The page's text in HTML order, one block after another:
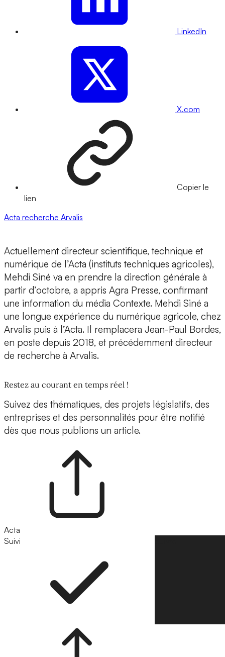
LinkedIn
X.com
Copier le
lien
Acta recherche Arvalis
Actuellement directeur scientifique, technique et
numérique de l’Acta (instituts techniques agricoles),
Mehdi Siné va en prendre la direction générale à
partir d’octobre, a appris Agra Presse, confirmant
une information du média Contexte. Mehdi Siné a
une longue expérience du numérique agricole, chez
Arvalis puis à l’Acta. Il remplacera Jean-Paul Bordes,
en poste depuis 2018, et précédemment directeur
de recherche à Arvalis.
Restez au courant en temps réel !
Suivez des thématiques, des projets législatifs, des
entreprises et des personnalités pour être notifié
dès que nous publions un article.
Acta
Suivi